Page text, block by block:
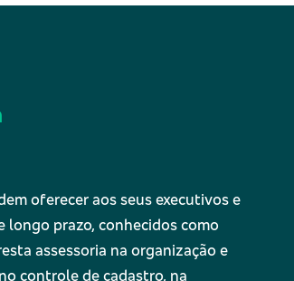
oferecer aos seus executivos e
prazo, conhecidos como
assessoria na organização e
controle de cadastro, na